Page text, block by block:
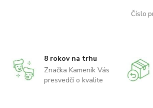
Číslo
8 rokov na trhu
Značka Kameník Vás
presvedčí o kvalite